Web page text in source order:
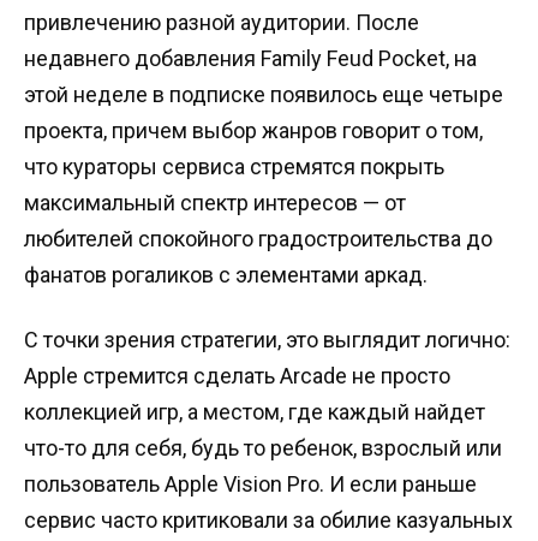
привлечению разной аудитории. После
недавнего добавления Family Feud Pocket, на
этой неделе в подписке появилось еще четыре
проекта, причем выбор жанров говорит о том,
что кураторы сервиса стремятся покрыть
максимальный спектр интересов — от
любителей спокойного градостроительства до
фанатов рогаликов с элементами аркад.
С точки зрения стратегии, это выглядит логично:
Apple стремится сделать Arcade не просто
коллекцией игр, а местом, где каждый найдет
что-то для себя, будь то ребенок, взрослый или
пользователь Apple Vision Pro. И если раньше
сервис часто критиковали за обилие казуальных